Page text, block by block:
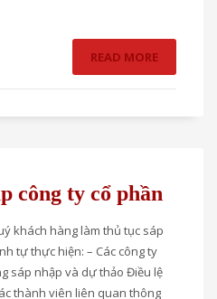
READ MORE
công ty cổ phần
khách hàng làm thủ tục sáp
tự thực hiện: – Các công ty
sáp nhập và dự thảo Điều lệ
thành viên liên quan thông